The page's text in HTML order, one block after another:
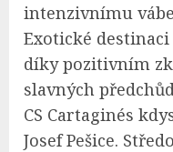
intenzivnímu
Exotické
díky pozitivním
slavných
CS Cartaginés
Josef Pešice.